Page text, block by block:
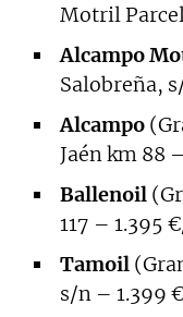
Motril
Alcampo
Salobreña,
Alcampo
Jaén km 88
Ballenoil
117 – 1.395
Tamoil
s/n – 1.399